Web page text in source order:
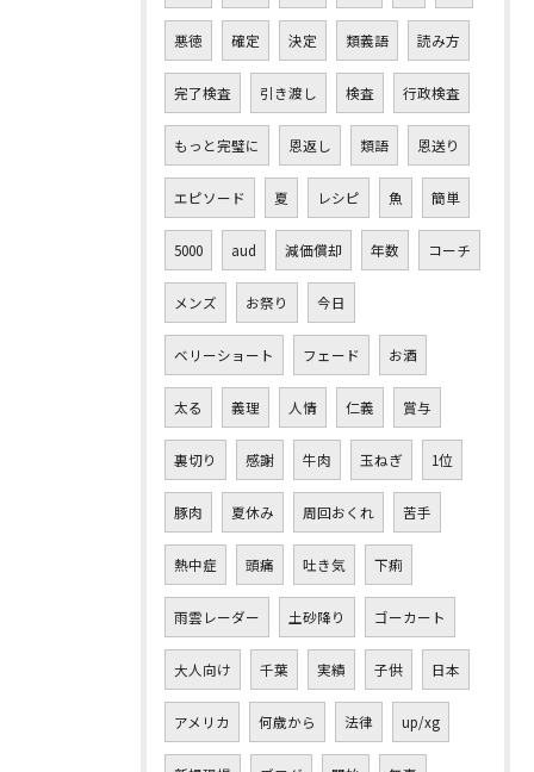
悪徳 確定 決定 類義語 読み方
完了検査 引き渡し 検査 行政検査
もっと完璧に 恩返し 類語 恩送り
エピソード 夏 レシピ 魚 簡単
5000 aud 減価償却 年数 コーチ
メンズ お祭り 今日
ベリーショート フェード お酒
太る 義理 人情 仁義 賞与
裏切り 感謝 牛肉 玉ねぎ 1位
豚肉 夏休み 周回おくれ 苦手
熱中症 頭痛 吐き気 下痢
雨雲レーダー 土砂降り ゴーカート
大人向け 千葉 実績 子供 日本
アメリカ 何歳から 法律 up/xg